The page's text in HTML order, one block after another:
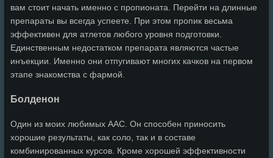
вам стоит начать именно с пропионата. Перейти на длинные
препараты вы всегда успеете. При этом пропик весьма
эффективен для атлетов любого уровня подготовки.
Единственным недостатком препарата являются частые
инъекции. Именно они отпугивают многих качков на первом
этапе знакомства с фармой.
Болденон
Один из моих любимых ААС. Он способен приносить
хорошие результаты, как соло, так и в составе
комбинированных курсов. Кроме хорошей эффективности